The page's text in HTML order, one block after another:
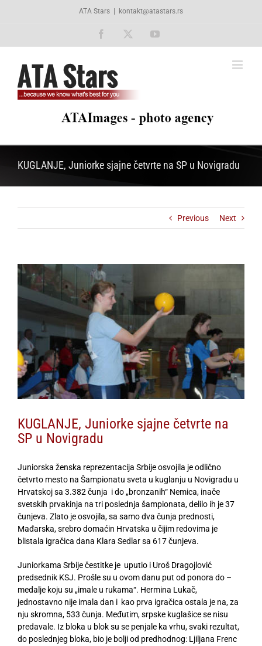
ATA Stars kontakt@atastars.rs
Facebook YouTube
KUGLANJE, Juniorke sjajne četvrte na SP u Novigradu
Previous Next
View
Larger
Image
KUGLANJE, Juniorke sjajne četvrte na
SP u Novigradu
Juniorska ženska reprezentacija Srbije osvojila je odlično
četvrto mesto na Šampionatu sveta u kuglanju u Novigradu u
Hrvatskoj sa 3.382 čunja i do „bronzanih“ Nemica, inače
svetskih prvakinja na tri poslednja šampionata, delilo ih je 37
čunjeva. Zlato je osvojila, sa samo dva čunja prednosti,
Mađarska, srebro domaćin Hrvatska u čijim redovima je
blistala igračica dana Klara Sedlar sa 617 čunjeva.
Juniorkama Srbije čestitke je uputio i Uroš Dragojlović
predsednik KSJ. Prošle su u ovom danu put od ponora do –
medalje koju su „imale u rukama“. Hermina Lukač,
jednostavno nije imala dan i kao prva igračica ostala je na, za
nju skromna, 533 čunja. Međutim, srpske kuglašice se nisu
predavale. Iz bloka u blok su se penjale ka vrhu, svaki rezultat,
do poslednjeg bloka, bio je bolji od predhodnog: Ljiljana Frenc